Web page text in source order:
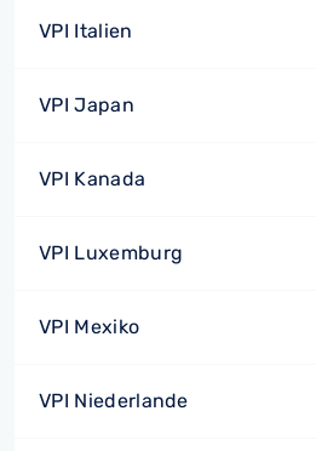
VPI Italien
VPI Japan
VPI Kanada
VPI Luxemburg
VPI Mexiko
VPI Niederlande